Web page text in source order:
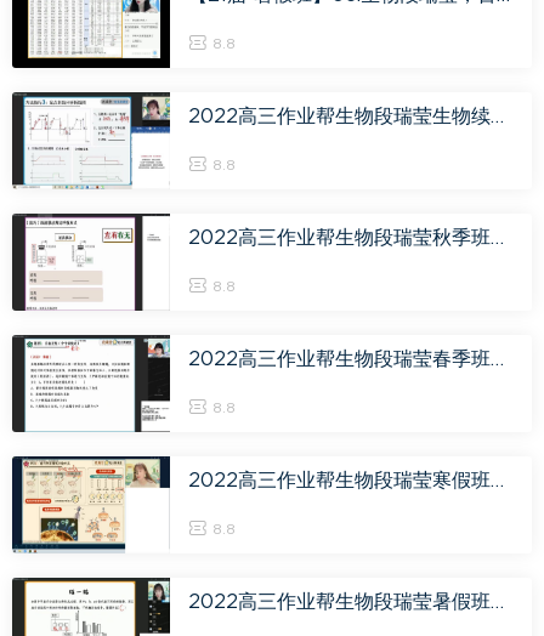
8.8
2022高三作业帮生物段瑞莹生物续报资料，百度网盘(665.72M)
8.8
2022高三作业帮生物段瑞莹秋季班（尖端），百度网盘(29.49G)
8.8
2022高三作业帮生物段瑞莹春季班（尖端），百度网盘(5.77G)
8.8
2022高三作业帮生物段瑞莹寒假班（尖端），百度网盘(2.16G)
8.8
2022高三作业帮生物段瑞莹暑假班（尖端），百度网盘(11.42G)